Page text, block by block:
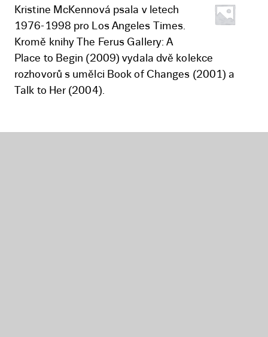
Kristine McKennová psala v letech
1976-1998 pro Los Angeles Times.
Kromě knihy The Ferus Gallery: A
Place to Begin (2009) vydala dvě kolekce
rozhovorů s umělci Book of Changes (2001) a
Talk to Her (2004).